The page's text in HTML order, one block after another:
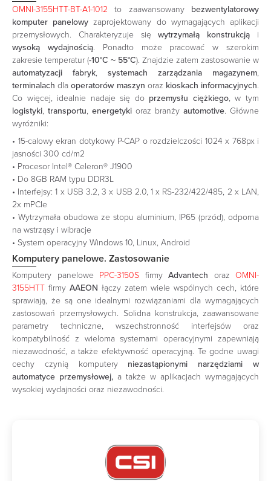
OMNI-3155HTT-BT-A1-1012 to zaawansowany bezwentylatorowy
komputer panelowy zaprojektowany do wymagających aplikacji
przemysłowych. Charakteryzuje sięwytrzymałą konstrukcją i
wysoką wydajnością. Ponadto może pracować w szerokim
zakresie temperatur (-10°C ~ 55°C). Znajdzie zatem zastosowanie w
automatyzacji fabryk, systemach zarządzania magazynem,
terminalach dlaoperatorów maszyn oraz kioskach informacyjnych.
Co więcej, idealnie nadaje się do przemysłu ciężkiego, w tym
logistyki, transportu, energetyki oraz branży automotive. Główne
wyróżniki:
• 15-calowy ekran dotykowy P-CAP o rozdzielczości 1024 x 768px i
jasności 300 cd/m2
• Procesor Intel® Celeron® J1900
• Do 8GB RAM typu DDR3L
• Interfejsy: 1 x USB 3.2, 3 x USB 2.0, 1 x RS-232/422/485, 2 x LAN,
2x mPCIe
• Wytrzymała obudowa ze stopu aluminium, IP65 (przód), odporna
na wstrząsy i wibracje
• System operacyjny Windows 10, Linux, Android
Komputery panelowe. Zastosowanie
Komputery panelowe PPC-3150S firmy Advantech oraz OMNI-
3155HTT firmy AAEON łączy zatem wiele wspólnych cech, które
sprawiają, że są one idealnymi rozwiązaniami dla wymagających
zastosowań przemysłowych. Solidna konstrukcja, zaawansowane
parametry techniczne, wszechstronność interfejsów oraz
kompatybilność z wieloma systemami operacyjnymi zapewniają
niezawodność, a także efektywność operacyjną. Te godne uwagi
cechy czynią komputery niezastąpionymi narzędziami w
automatyce przemysłowej, a także w aplikacjach wymagających
wysokiej wydajności oraz niezawodności.